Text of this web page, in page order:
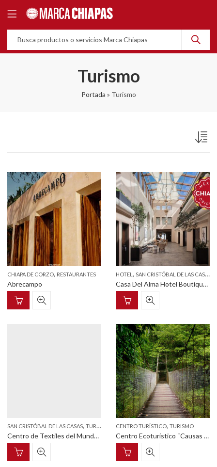
Turismo
Portada » Turismo
CHIAPA DE CORZO, RESTAURANTES
Abrecampo
HOTEL , SAN CRISTÓBAL DE LAS CASAS
Casa Del Alma Hotel Boutique & Spa
SAN CRISTÓBAL DE LAS CASAS, TURISMO
Centro de Textiles del Mundo Maya
CENTRO TURÍSTICO, TURISMO
Centro Ecoturístico “Causas Verdes las Nubes”